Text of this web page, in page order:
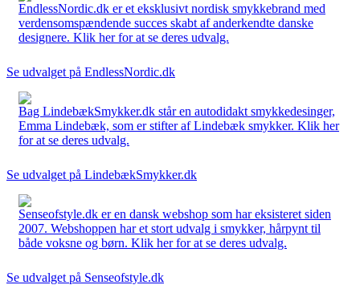
EndlessNordic.dk er et eksklusivt nordisk smykkebrand med
verdensomspændende succes skabt af anderkendte danske
designere. Klik her for at se deres udvalg.
Se udvalget på EndlessNordic.dk
Bag LindebækSmykker.dk står en autodidakt smykkedesinger,
Emma Lindebæk, som er stifter af Lindebæk smykker. Klik her
for at se deres udvalg.
Se udvalget på LindebækSmykker.dk
Senseofstyle.dk er en dansk webshop som har eksisteret siden
2007. Webshoppen har et stort udvalg i smykker, hårpynt til
både voksne og børn. Klik her for at se deres udvalg.
Se udvalget på Senseofstyle.dk